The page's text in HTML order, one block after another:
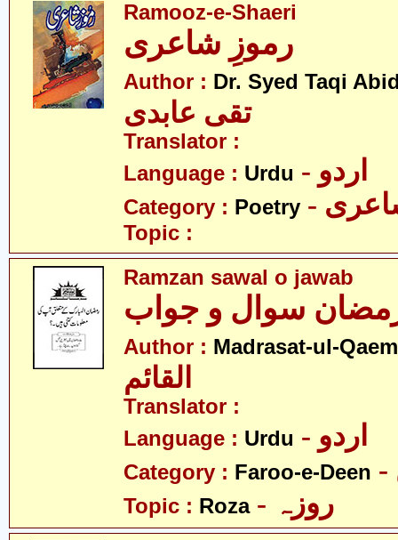
Ramooz-e-Shaeri
رموزِ شاعری
Author : Dr. Syed Taqi
تقی عابدی
Translator :
Language : Urdu - اردو
Category : Poetry
Topic :
Ramzan sawal o jawab
سوال و جواب
Author : Madrasat-ul-
القائم
Translator :
Language : Urdu - اردو
Category : Faroo-e-Deen
Topic : Roza - روزہ